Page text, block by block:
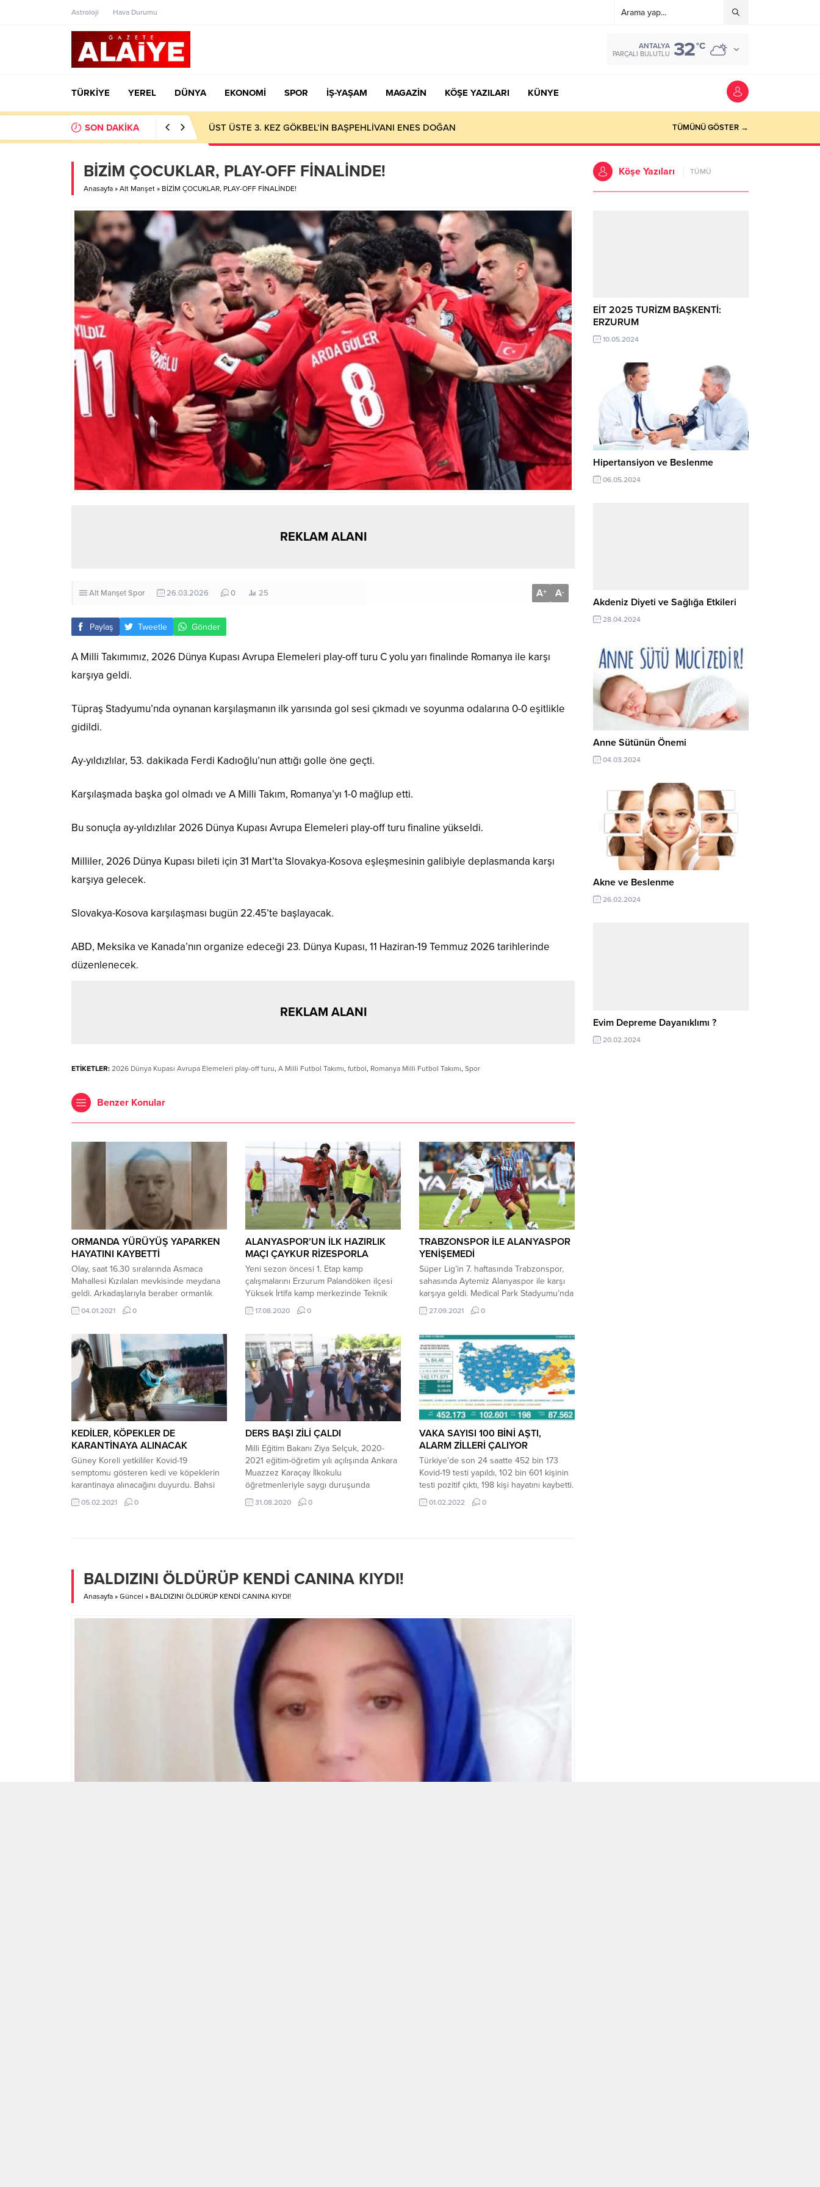
Astroloji Hava Durumu
ANTALYA
PARÇALI BULUTLU 32°C
TÜRKİYE YEREL DÜNYA EKONOMİ SPOR İŞ-YAŞAM MAGAZİN KÖŞE YAZILARI KÜNYE
SON DAKİKA ÜST ÜSTE 3. KEZ GÖKBEL’İN BAŞPEHLİVANI ENES DOĞAN TÜMÜNÜ GÖSTER →
BİZİM ÇOCUKLAR, PLAY-OFF FİNALİNDE!
Anasayfa » Alt Manşet » BİZİM ÇOCUKLAR, PLAY-OFF FİNALİNDE!
REKLAM ALANI
Alt ManşetSpor 26.03.2026 0 25 A+ A-
Paylaş Tweetle Gönder
A Milli Takımımız, 2026 Dünya Kupası Avrupa Elemeleri play-off turu C yolu yarı finalinde Romanya ile karşı
karşıya geldi.
Tüpraş Stadyumu’nda oynanan karşılaşmanın ilk yarısında gol sesi çıkmadı ve soyunma odalarına 0-0 eşitlikle
gidildi.
Ay-yıldızlılar, 53. dakikada Ferdi Kadıoğlu’nun attığı golle öne geçti.
Karşılaşmada başka gol olmadı ve A Milli Takım, Romanya’yı 1-0 mağlup etti.
Bu sonuçla ay-yıldızlılar 2026 Dünya Kupası Avrupa Elemeleri play-off turu finaline yükseldi.
Milliler, 2026 Dünya Kupası bileti için 31 Mart’ta Slovakya-Kosova eşleşmesinin galibiyle deplasmanda karşı
karşıya gelecek.
Slovakya-Kosova karşılaşması bugün 22.45’te başlayacak.
ABD, Meksika ve Kanada’nın organize edeceği 23. Dünya Kupası, 11 Haziran-19 Temmuz 2026 tarihlerinde
düzenlenecek.
REKLAM ALANI
ETİKETLER: 2026 Dünya Kupası Avrupa Elemeleri play-off turu, A Milli Futbol Takımı, futbol, Romanya Milli Futbol Takımı, Spor
Benzer Konular
ORMANDA YÜRÜYÜŞ YAPARKEN
HAYATINI KAYBETTİ
Olay, saat 16.30 sıralarında Asmaca
Mahallesi Kızılalan mevkisinde meydana
geldi. Arkadaşlarıyla beraber ormanlık
alanda yürüyüş yapan Rus uyruklu
Mikahil Bunyansky (60), henüz
yere yığıldı. Arkadaşlarının ihbarı üzerine
olay yerine gelen sağlık ekipleri,
yaptıkları kontrollerde Bunyansky’in
yaşamını yitirdiğini belirledi. Bunyansky’in
cansız bedeni jandarma ve savcılık
incelemesinin ardından...
04.01.2021 0
ALANYASPOR’UN İLK HAZIRLIK
MAÇI ÇAYKUR RİZESPORLA
Yeni sezon öncesi 1. Etap kamp
çalışmalarını Erzurum Palandöken ilçesi
Yüksek İrtifa kamp merkezinde Teknik
Direktör Çağdaş Atan yönetiminde
günde çift idmanla sürdüren Aytemiz
Çarşamba günü Çaykur Rizespor ile
oynayacak. Kamp çalışmaları için
Erzurum’da bulunan turuncu-yeşillilerin
ilk hazırlık maçını oynayacağı Çaykur
Rizespor’un da kamp...
17.08.2020 0
TRABZONSPOR İLE ALANYASPOR
YENİŞEMEDİ
Süper Lig’in 7. haftasında Trabzonspor,
sahasında Aytemiz Alanyaspor ile karşı
karşıya geldi. Medical Park Stadyumu’nda
oynanan maçın 36. dakikasında konuk
ekip Diedhiou’nun golüyle 1-0 öne geçti.
Cornelius ile karşılık verdi ve devreye 1-1
eşitlikle girildi. Mücadelenin ikinci
yarısında başka gol olmadı ve karşılaşma
ilk devrede atılan...
27.09.2021 0
KEDİLER, KÖPEKLER DE
KARANTİNAYA ALINACAK
Güney Koreli yetkililer Kovid-19
semptomu gösteren kedi ve köpeklerin
karantinaya alınacağını duyurdu. Bahsi
geçen evcil hayvanların belirli
semptomları göstermeleri halinde sağlık
semptomları gösteren kedi ve köpeklerin
karantinaya alınacağını, veterinerler ve
uzmanlar tarafından gerekli...
05.02.2021 0
DERS BAŞI ZİLİ ÇALDI
Milli Eğitim Bakanı Ziya Selçuk, 2020-
2021 eğitim-öğretim yılı açılışında Ankara
Muazzez Karaçay İlkokulu
öğretmenleriyle saygı duruşunda
bulunup, İstiklal Marşı’nı okudu ve ilk
ders zilini çaldı. Milli Eğitim Bakanı Ziya
31.08.2020 0
VAKA SAYISI 100 BİNİ AŞTI,
ALARM ZİLLERİ ÇALIYOR
Türkiye’de son 24 saatte 452 bin 173
Kovid-19 testi yapıldı, 102 bin 601 kişinin
testi pozitif çıktı, 198 kişi hayatını kaybetti.
Sağlık Bakanlığı tarafından Türkiye’nin
yeni korona virüs tablosu açıklandı. 1
01.02.2022 0
BALDIZINI ÖLDÜRÜP KENDİ CANINA KIYDI!
Anasayfa » Güncel » BALDIZINI ÖLDÜRÜP KENDİ CANINA KIYDI!
Köşe Yazıları TÜMÜ
EİT 2025 TURİZM BAŞKENTİ:
ERZURUM
10.05.2024
Hipertansiyon ve Beslenme
06.05.2024
Akdeniz Diyeti ve Sağlığa Etkileri
28.04.2024
Anne Sütünün Önemi
04.03.2024
Akne ve Beslenme
26.02.2024
Evim Depreme Dayanıklımı ?
20.02.2024